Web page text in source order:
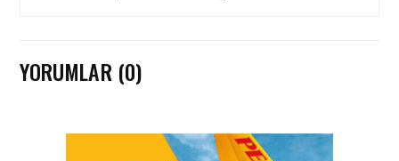
YORUMLAR (0)
İŞ İLANLARI • 24 TEM 2026